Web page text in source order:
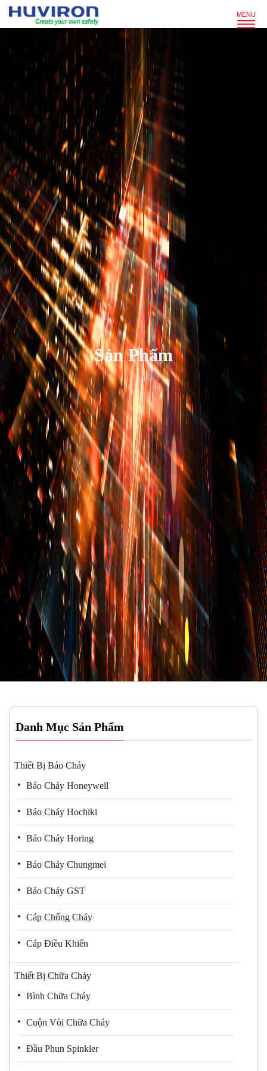
Sản Phẩm
Danh Mục Sản Phẩm
Thiết Bị Báo Cháy
Báo Cháy Honeywell
Báo Cháy Hochiki
Báo Cháy Horing
Báo Cháy Chungmei
Báo Cháy GST
Cáp Chống Cháy
Cáp Điều Khiển
Thiết Bị Chữa Cháy
Bình Chữa Cháy
Cuộn Vòi Chữa Cháy
Đầu Phun Spinkler